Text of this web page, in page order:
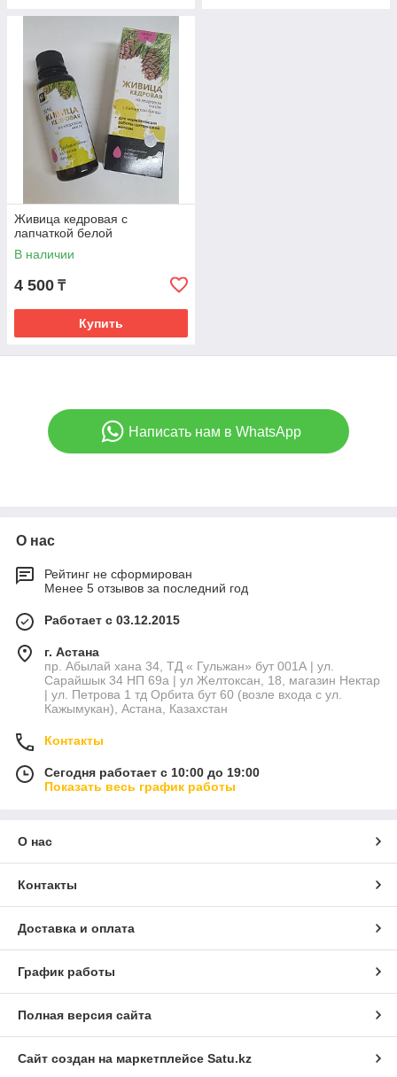
Живица кедровая с
лапчаткой белой
В наличии
4 500 ₸
Купить
Написать нам в WhatsApp
О нас
Рейтинг не сформирован
Менее 5 отзывов за последний год
Работает с 03.12.2015
г. Астана
пр. Абылай хана 34, ТД « Гульжан» бут 001А | ул.
Сарайшык 34 НП 69а | ул Желтоксан, 18, магазин Нектар
| ул. Петрова 1 тд Орбита бут 60 (возле входа с ул.
Кажымукан), Астана, Казахстан
Контакты
Сегодня работает с 10:00 до 19:00
Показать весь график работы
О нас
Контакты
Доставка и оплата
График работы
Полная версия сайта
Сайт создан на маркетплейсе Satu.kz